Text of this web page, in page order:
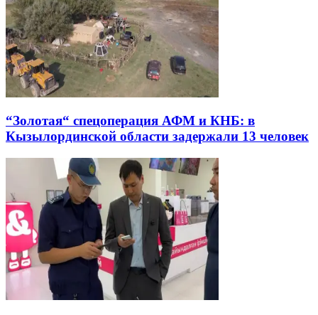
“Золотая“ спецоперация АФМ и КНБ: в
Кызылординской области задержали 13 человек